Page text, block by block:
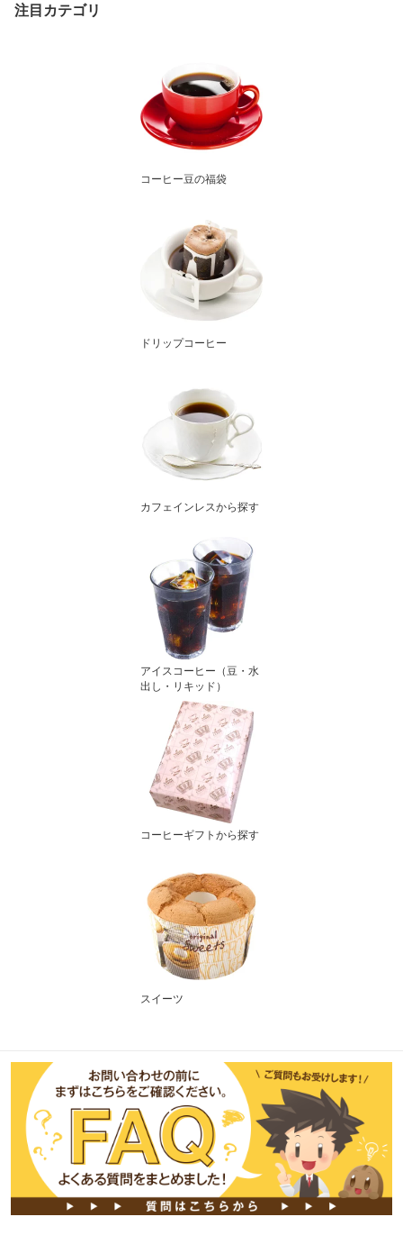
注目カテゴリ
コーヒー豆の福袋
ドリップコーヒー
カフェインレスから探す
アイスコーヒー（豆・水
出し・リキッド）
コーヒーギフトから探す
スイーツ